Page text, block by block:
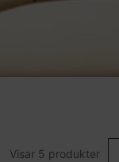
Visar 5 produkter